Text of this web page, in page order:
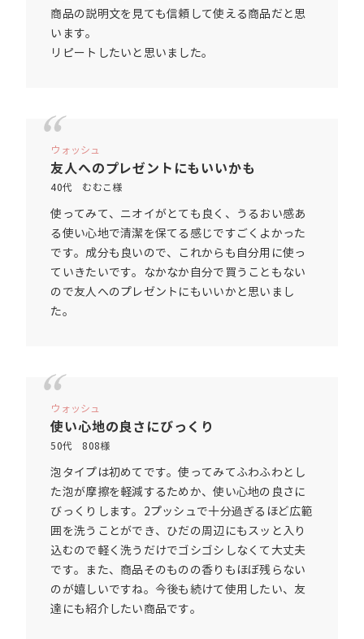
商品の説明文を見ても信頼して使える商品だと思
います。
リピートしたいと思いました。
ウォッシュ
友人へのプレゼントにもいいかも
40代 むむこ様
使ってみて、ニオイがとても良く、うるおい感あ
る使い心地で清潔を保てる感じですごくよかった
です。成分も良いので、これからも自分用に使っ
ていきたいです。なかなか自分で買うこともない
ので友人へのプレゼントにもいいかと思いまし
た。
ウォッシュ
使い心地の良さにびっくり
50代 808様
泡タイプは初めてです。使ってみてふわふわとし
た泡が摩擦を軽減するためか、使い心地の良さに
びっくりします。2プッシュで十分過ぎるほど広範
囲を洗うことができ、ひだの周辺にもスッと入り
込むので軽く洗うだけでゴシゴシしなくて大丈夫
です。また、商品そのものの香りもほぼ残らない
のが嬉しいですね。今後も続けて使用したい、友
達にも紹介したい商品です。